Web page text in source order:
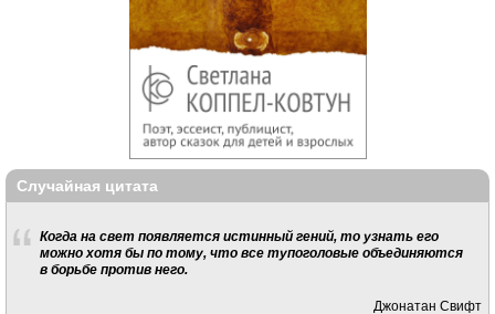
Случайная цитата
Когда на свет появляется истинный гений, то узнать его
можно хотя бы по тому, что все тупоголовые объединяются
в борьбе против него.
Джонатан Свифт